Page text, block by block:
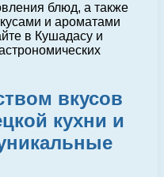
блюд, а также
и ароматами
в Кушадасу и
вкусов
кухни и